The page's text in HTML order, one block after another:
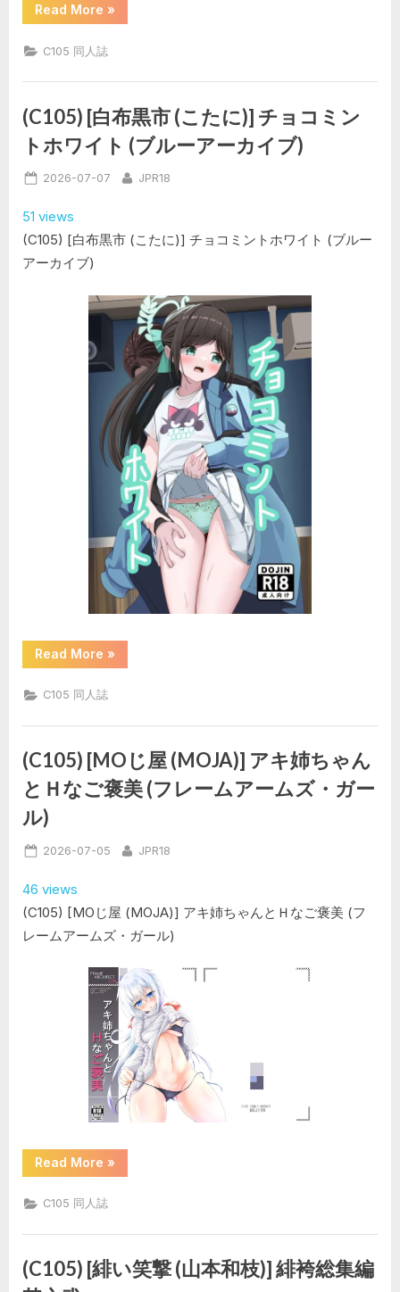
Read More “(C105)
[シ
ラ
イ
(シ
こ
れ
も
ヒ
ー
ロ
た
の
»
C105 同人誌
(C105) [白布黒市 (こたに)] チョコミン
トホワイト (ブルーアーカイブ)
Posted
2026-07-07 By
JPR18
51 views
(C105) [白布黒市 (こたに)] チョコミントホワイト (ブルー
アーカイブ)
Read More “(C105)
[白
黒
市
た
チ
ョ
コ
ミ
ン
イ
ア
ー
カ
ブ)”
»
C105 同人誌
(C105) [MOじ屋 (MOJA)] アキ姉ちゃん
とＨなご褒美 (フレームアームズ・ガー
ル)
Posted
2026-07-05 By
JPR18
46 views
(C105) [MOじ屋 (MOJA)] アキ姉ちゃんとＨなご褒美 (フ
レームアームズ・ガール)
Read More “(C105)
[MO
屋
(MOJA)]
キ
ち
ゃ
»
C105 同人誌
(C105) [緋い笑撃 (山本和枝)] 緋袴総集編